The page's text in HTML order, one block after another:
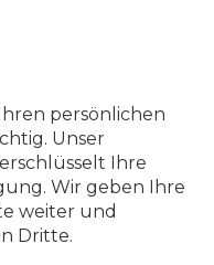
persönlichen
Unser
Ihre
Wir geben Ihre
weiter und
Dritte.